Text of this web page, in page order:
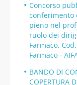
Concorso
conferimento
pieno nel
ruolo dei
Farmaco.
Farmaco -
BANDO DI
COPERTURA